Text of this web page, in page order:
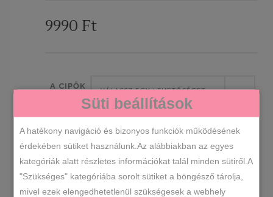
9990 Ft
A CIPŐK
MÉRETE
VÁLASSZ EGY LEHETŐSÉGET
SZÍN
VÁLASSZ EGY LEHETŐSÉGET
Ekrü-
Süti beállítások
A hatékony navigáció és bizonyos funkciók működésének
érdekében sütiket használunk.Az alábbiakban az egyes
kategóriák alatt részletes információkat talál minden sütiről.A
"Szükséges" kategóriába sorolt sütiket a böngésző tárolja,
mivel ezek elengedhetetlenül szükségesek a webhely